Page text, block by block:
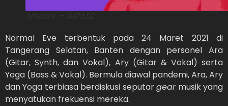
Normal Eve terbentuk pada 24 Maret 2021 di
Tangerang Selatan, Banten dengan personel Ara
(Gitar, Synth, dan Vokal), Ary (Gitar & Vokal) serta
Yoga (Bass & Vokal). Bermula diawal pandemi, Ara, Ary
dan Yoga terbiasa berdiskusi seputargearmusik yang
menyatukan frekuensi mereka.